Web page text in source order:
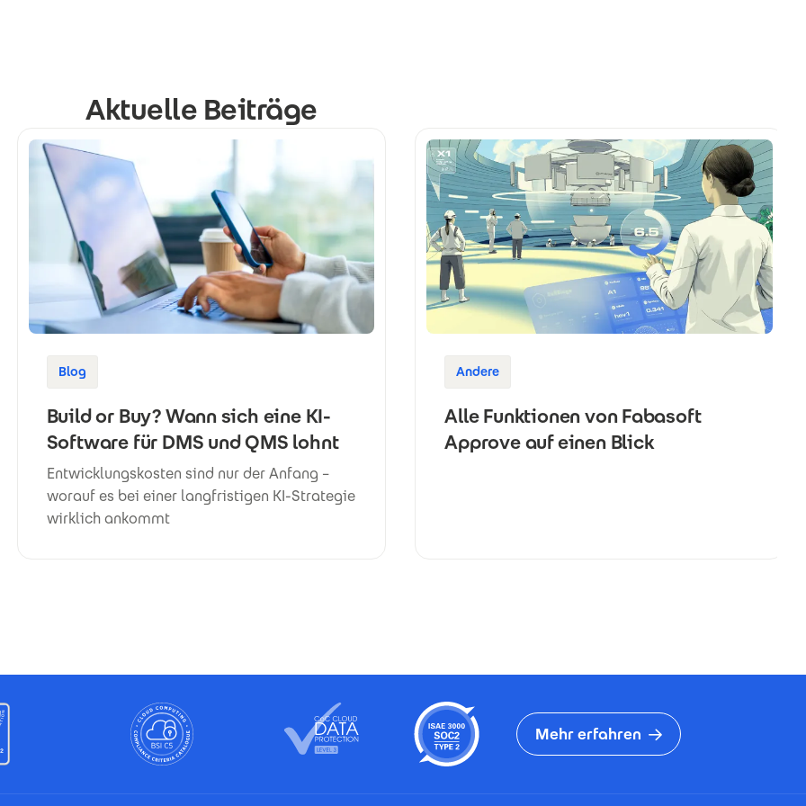
Aktuelle Beiträge
Blog
Build or Buy? Wann sich eine KI-
Software für DMS und QMS lohnt
Entwicklungskosten sind nur der Anfang –
worauf es bei einer langfristigen KI-Strategie
wirklich ankommt
Andere
Alle Funktionen von Fabasoft
Approve auf einen Blick
Mehr erfahren